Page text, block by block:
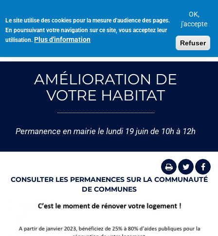
Le site utilise des cookies pour la mesure d'audience des pages.
En poursuivant votre navigation sur ce site, vous acceptez leur
utilisation. Plus d'information
OK,
j'accepte
Refuser
contenu
principal
AMÉLIORATION DE
VOTRE HABITAT
Permanence en mairie le lundi 19 juin de 10h à 12h
CONSULTER LES PERMANENCES SUR LA COMMUNAUTÉ
DE COMMUNES